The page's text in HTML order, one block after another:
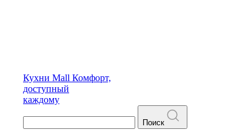
Кухни Mall Комфорт,
доступный
каждому
Поиск